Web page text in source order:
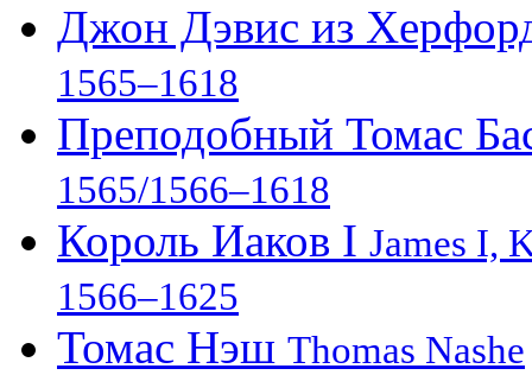
Джон Дэвис из
1565–1618
Преподобный Томас
1565/1566–1618
Король Иаков I James I,
1566–1625
Томас Нэш Thomas Nashe